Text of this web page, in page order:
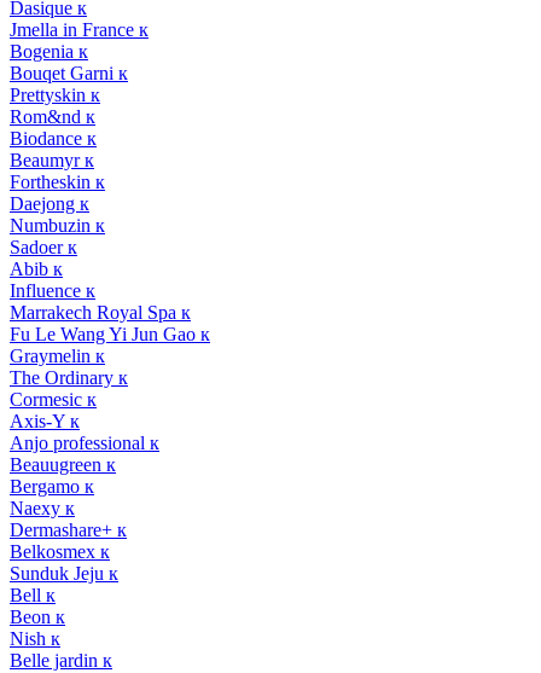
Dasique к
Jmella in France к
Bogenia к
Bouqet Garni к
Prettyskin к
Rom&nd к
Biodance к
Beaumyr к
Fortheskin к
Daejong к
Numbuzin к
Sadoer к
Abib к
Influence к
Marrakech Royal Spa к
Fu Le Wang Yi Jun Gao к
Graymelin к
The Ordinary к
Cormesic к
Axis-Y к
Anjo professional к
Beauugreen к
Bergamo к
Naexy к
Dermashare+ к
Belkosmex к
Sunduk Jeju к
Bell к
Beon к
Nish к
Belle jardin к